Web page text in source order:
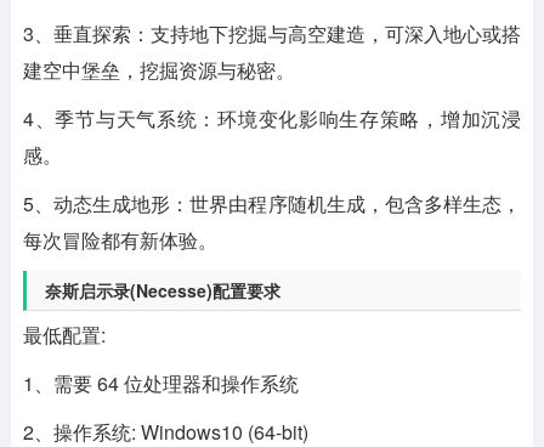
3、垂直探索：支持地下挖掘与高空建造，可深入地心或搭
建空中堡垒，挖掘资源与秘密。
4、季节与天气系统：环境变化影响生存策略，增加沉浸
感。
5、动态生成地形：世界由程序随机生成，包含多样生态，
每次冒险都有新体验。
奈斯启示录(Necesse)配置要求
最低配置:
1、需要 64 位处理器和操作系统
2、操作系统: Windows10 (64-bit)